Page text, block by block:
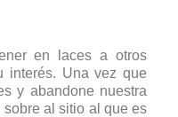
en laces a otros
interés. Una vez que
y abandone nuestra
al sitio al que es